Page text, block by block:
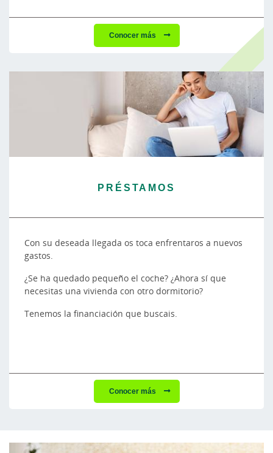
Conocer más
PRÉSTAMOS
Con su deseada llegada os toca enfrentaros a nuevos
gastos.
¿Se ha quedado pequeño el coche? ¿Ahora sí que
necesitas una vivienda con otro dormitorio?
Tenemos la financiación que buscais.
Conocer más